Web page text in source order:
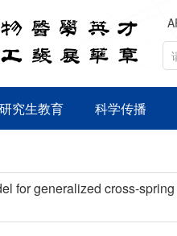
研究生教育 科学传播
for generalized cross-